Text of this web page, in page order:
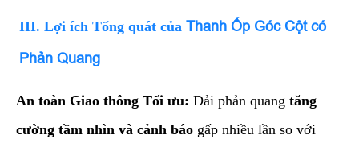
​III. Lợi ích Tổng quát của Thanh Ốp Góc Cột có
Phản Quang
An toàn Giao thông Tối ưu: Dải phản quang tăng
cường tầm nhìn và cảnh báo gấp nhiều lần so với